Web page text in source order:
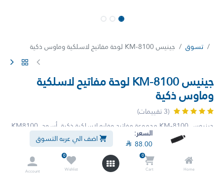
السعر:
 88.00 اضف الي عربه التسوق
Home
0
Cart
0
Wishlist
Account
تسوق جينيس KM-8100 لوحة مفاتيح لاسلكية وماوس ذكية
جينيس KM-8100 لوحة مفاتيح لاسلكية
وماوس ذكية
(3 تقييمات)
جينيوس KM-8100 مجموعة مفاتيح وفاره لاسلكية ذكية، أسود، KM8100
لم يعد هذا المنتج متوفراً.